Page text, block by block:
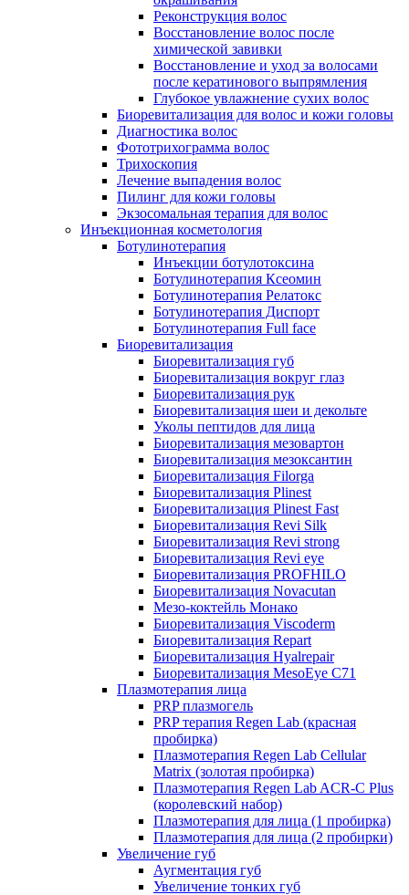
Реконструкция волос
Восстановление волос после
химической завивки
Восстановление и уход за волосами
после кератинового выпрямления
Глубокое увлажнение сухих волос
Биоревитализация для волос и кожи головы
Диагностика волос
Фототрихограмма волос
Трихоскопия
Лечение выпадения волос
Пилинг для кожи головы
Экзосомальная терапия для волос
Инъекционная косметология
Ботулинотерапия
Инъекции ботулотоксина
Ботулинотерапия Ксеомин
Ботулинотерапия Релатокс
Ботулинотерапия Диспорт
Ботулинотерапия Full face
Биоревитализация
Биоревитализация губ
Биоревитализация вокруг глаз
Биоревитализация рук
Биоревитализация шеи и декольте
Уколы пептидов для лица
Биоревитализация мезовартон
Биоревитализация мезоксантин
Биоревитализация Filorga
Биоревитализация Plinest
Биоревитализация Plinest Fast
Биоревитализация Revi Silk
Биоревитализация Revi strong
Биоревитализация Revi eye
Биоревитализация PROFHILO
Биоревитализация Novacutan
Мезо-коктейль Монако
Биоревитализация Viscoderm
Биоревитализация Repart
Биоревитализация Hyalrepair
Биоревитализация MesoEye C71
Плазмотерапия лица
PRP плазмогель
PRP терапия Regen Lab (красная
пробирка)
Плазмотерапия Regen Lab Cellular
Matrix (золотая пробирка)
Плазмотерапия Regen Lab ACR-C Plus
(королевский набор)
Плазмотерапия для лица (1 пробирка)
Плазмотерапия для лица (2 пробирки)
Увеличение губ
Аугментация губ
Увеличение тонких губ